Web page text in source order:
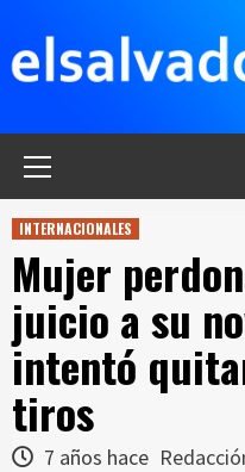
contenido
INTERNACIONALES
Mujer
juicio a su
intentó
tiros
7 años hace